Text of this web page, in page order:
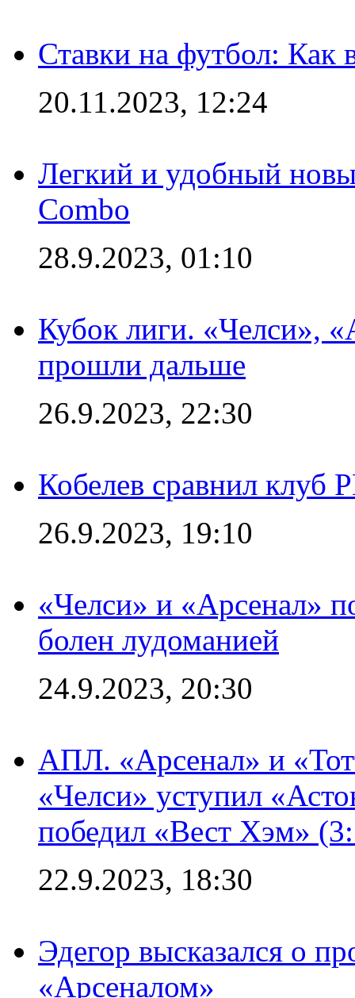
Ставки на футбол: Как
20.11.2023, 12:24
Легкий и удобный
Combo
28.9.2023, 01:10
Кубок лиги. «Челси»,
прошли дальше
26.9.2023, 22:30
Кобелев сравнил клуб
26.9.2023, 19:10
«Челси» и «Арсенал»
болен лудоманией
24.9.2023, 20:30
АПЛ. «Арсенал» и
«Челси» уступил
победил «Вест Хэм»
22.9.2023, 18:30
Эдегор высказался о
«Арсеналом»